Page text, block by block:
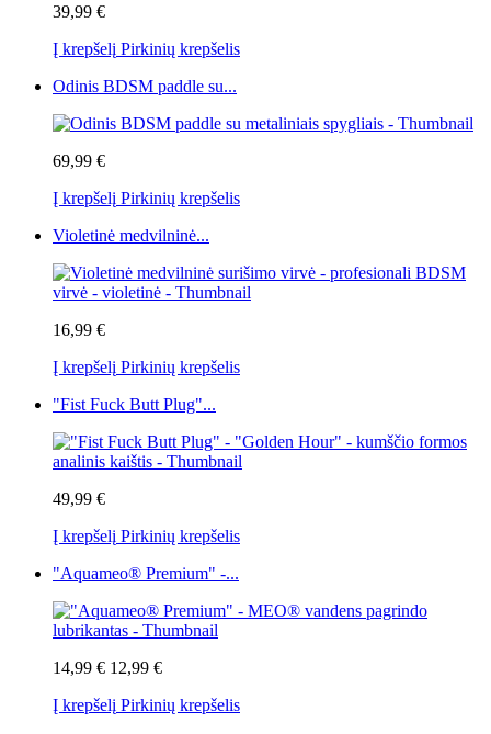
39,99 €
Į krepšelį Pirkinių krepšelis
Odinis BDSM paddle su...
69,99 €
Į krepšelį Pirkinių krepšelis
Violetinė medvilninė...
16,99 €
Į krepšelį Pirkinių krepšelis
"Fist Fuck Butt Plug"...
49,99 €
Į krepšelį Pirkinių krepšelis
"Aquameo® Premium" -...
14,99 € 12,99 €
Į krepšelį Pirkinių krepšelis